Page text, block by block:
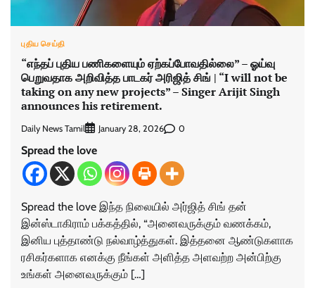
புதிய செய்தி
“எந்தப் புதிய பணிகளையும் ஏற்கப்போவதில்லை” – ஓய்வு
பெறுவதாக அறிவித்த பாடகர் அரிஜித் சிங் | “I will not be
taking on any new projects” – Singer Arijit Singh
announces his retirement.
Daily News Tamil January 28, 2026 0
Spread the love
Spread the love இந்த நிலையில் அர்ஜித் சிங் தன்
இன்ஸ்டாகிராம் பக்கத்தில், “அனைவருக்கும் வணக்கம்,
இனிய புத்தாண்டு நல்வாழ்த்துகள். இத்தனை ஆண்டுகளாக
ரசிகர்களாக எனக்கு நீங்கள் அளித்த அளவற்ற அன்பிற்கு
உங்கள் அனைவருக்கும் […]